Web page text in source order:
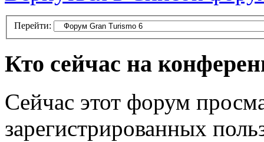
Перейти:
Кто сейчас на
Сейчас этот форум
зарегистрированных